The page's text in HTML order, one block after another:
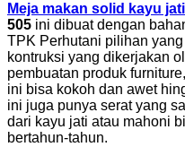
Meja makan solid kayu jati
505 ini dibuat dengan
TPK Perhutani pilihan
kontruksi yang dikerjakan
pembuatan produk
ini bisa kokoh dan awet
ini juga punya serat yang
dari kayu jati atau mahoni
bertahun-tahun.